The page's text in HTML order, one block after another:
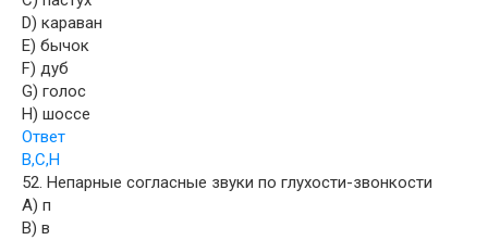
D) караван
E) бычок
F) дуб
G) голос
H) шоссе
Ответ
B,C,H
52. Непарные согласные звуки по глухости-звонкости
A) п
B) в